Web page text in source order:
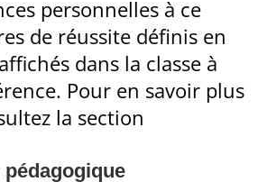
personnelles à ce
de réussite définis en
dans la classe à
Pour en savoir plus
la section